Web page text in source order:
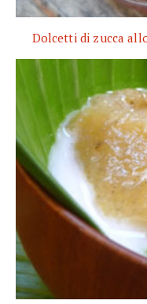
Dolcetti di zucca